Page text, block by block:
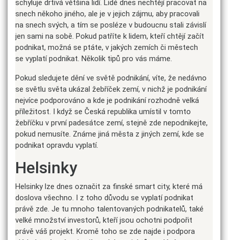
schyluje drtivá většina lidí. Lidé dnes nechtějí pracovat na
snech někoho jiného, ale je v jejich zájmu, aby pracovali
na snech svých, a tím se posléze v budoucnu stali závislí
jen sami na sobě. Pokud patříte k lidem, kteří chtějí začít
podnikat, možná se ptáte, v jakých zemích či městech
se vyplatí podnikat. Několik tipů pro vás máme.
Pokud sledujete dění ve světě podnikání, víte, že nedávno
se světlu světa ukázal žebříček zemí, v nichž je podnikání
nejvíce podporováno a kde je podnikání rozhodně velká
příležitost. I když se Česká republika umístil v tomto
žebříčku v první padesátce zemí, stejně zde nepodnikejte,
pokud nemusíte. Známe jiná města z jiných zemí, kde se
podnikat opravdu vyplatí.
Helsinky
Helsinky lze dnes označit za finské smart city, které má
doslova všechno. I z toho důvodu se vyplatí podnikat
právě zde. Je tu mnoho talentovaných podnikatelů, také
velké množství investorů, kteří jsou ochotni podpořit
právě váš projekt. Kromě toho se zde najde i podpora